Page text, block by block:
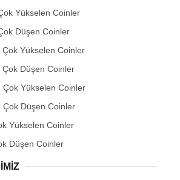
Yükselen Coinler
Düşen Coinler
Yükselen Coinler
Düşen Coinler
Çok Yükselen Coinler
Çok Düşen Coinler
Yükselen Coinler
Düşen Coinler